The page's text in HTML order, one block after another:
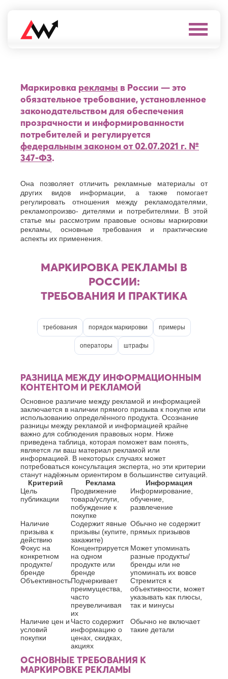
Выберите
город
Алушта
Альметьевск
Анапа
Арзамас
Армавир
Архангельск
Астрахань
Балаково
Балашиха
Батайск
Бахчисарай
Белгород
Березники
Новгород
Волгоград
Волгодонск
Воронеж
Г
Геленджик
Грозный
Д
Дербент
Джанкой
Дзержинск
Димитровград
Е
Елец
Ессентуки
Ж
Жуковский
З
Иваново
Ижевск
Й
Йошкар-
Нижневартовск
Нижнекамск
Нижний
Новгород
Нижний
Тагил
Новокуйбышевск
Новомосковск
Новороссийск
Новочеркасск
Новошахтинск
Новый
Уренгой
Ноябрьск
О
Октябрьский
Орел
Оренбург
Зуево
Пермь
Петрозаводск
Подольск
Псков
Пушкино
Пятигорск
Р
Ростов-
на-
Дону
Рыбинск
Рязань
Салават
Самара
Санкт-
Петербург
Саранск
Сарапул
Серпухов
Симферополь
Сочи
Ставрополь
Маркировка рекламы в России — это
обязательное требование, установленное
законодательством для обеспечения
прозрачности и информированности
потребителей и регулируется
федеральным законом от 02.07.2021 г. №
347-ФЗ.
Она позволяет отличить рекламные материалы от
других видов информации, а также помогает
регулировать отношения между рекламодателями,
рекламопроизво- дителями и потребителями. В этой
статье мы рассмотрим правовые основы маркировки
рекламы, основные требования и практические
аспекты их применения.
МАРКИРОВКА РЕКЛАМЫ В
РОССИИ:
ТРЕБОВАНИЯ И ПРАКТИКА
требования порядок маркировки примеры
операторы штрафы
РАЗНИЦА МЕЖДУ ИНФОРМАЦИОННЫМ
КОНТЕНТОМ И РЕКЛАМОЙ
Основное различие между рекламой и информацией
заключается в наличии прямого призыва к покупке или
использованию определённого продукта. Осознание
разницы между рекламой и информацией крайне
важно для соблюдения правовых норм. Ниже
приведена таблица, которая поможет вам понять,
является ли ваш материал рекламой или
информацией. В некоторых случаях может
потребоваться консультация эксперта, но эти критерии
станут надёжным ориентиром в большинстве ситуаций.
Критерий
Реклама
Информация
Цель
публикации
Продвижение
товара/услуги,
побуждение к
покупке
Информирование,
обучение,
развлечение
Наличие
призыва к
действию
Содержит явные
призывы (купите,
закажите)
Обычно не содержит
прямых призывов
Фокус на
конкретном
продукте/
бренде
Концентрируется
на одном
продукте или
бренде
Может упоминать
разные продукты/
бренды или не
упоминать их вовсе
ОбъективностьПодчеркивает
преимущества,
часто
преувеличивая
их
Стремится к
объективности, может
указывать как плюсы,
так и минусы
Наличие цен и
условий
покупки
Часто содержит
информацию о
ценах, скидках,
акциях
Обычно не включает
такие детали
ОСНОВНЫЕ ТРЕБОВАНИЯ К
МАРКИРОВКЕ РЕКЛАМЫ